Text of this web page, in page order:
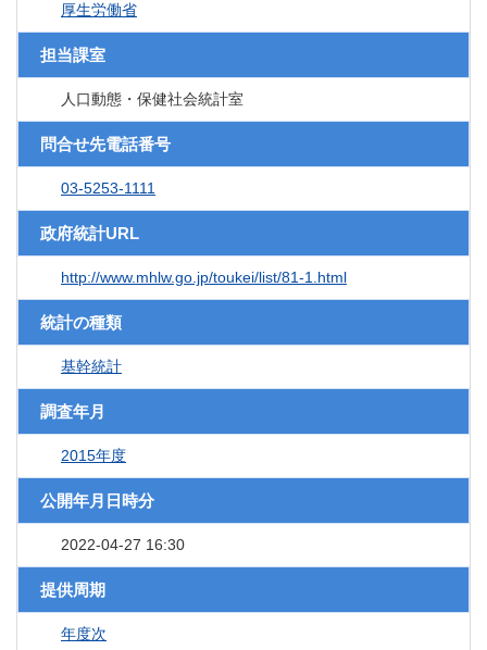
厚生労働省
担当課室
人口動態・保健社会統計室
問合せ先電話番号
03-5253-1111
政府統計URL
http://www.mhlw.go.jp/toukei/list/81-1.html
統計の種類
基幹統計
調査年月
2015年度
公開年月日時分
2022-04-27 16:30
提供周期
年度次